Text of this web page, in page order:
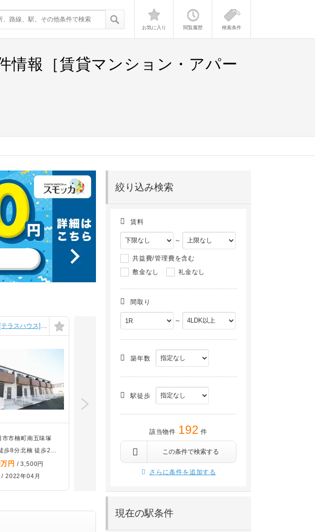
お気に入り 閲覧履歴 検索条件
情報［賃貸マンション・アパー
絞り込み検索
賃料
～
共益費/管理費を含む
敷金なし
礼金なし
間取り
～
築年数
駅徒歩
該当物件 192 件
この条件で検索する
さらに条件を追加する
現在の駅条件
[テラスハウス] 三重県四日市市楠町南五味塚 の賃貸【三重県 / 四日市市】
市市楠町南五味塚
歩8分北楠 徒歩23分
万円 / 3,500円
/ 2022年04月
北楠 徒歩6分楠 徒歩24分 河原田 徒歩32分
7.9万円/ 5,000円
1階 /2022年06月